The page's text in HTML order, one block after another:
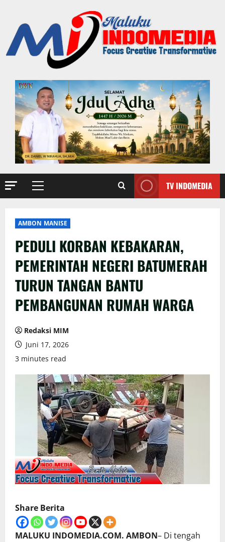
TV INDOMEDIA
AMBON MANISE
PEDULI KORBAN KEBAKARAN,
PEMERINTAH NEGERI BATUMERAH
TURUN TANGAN BANTU
PEMBANGUNAN RUMAH WARGA
Redaksi MIM
Juni 17, 2026
3 minutes read
Share Berita
MALUKU INDOMEDIA.COM. AMBON– Di tengah